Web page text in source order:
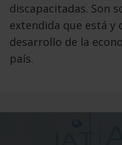
discapacitadas. Son
extendida que está y
desarrollo de la
país.